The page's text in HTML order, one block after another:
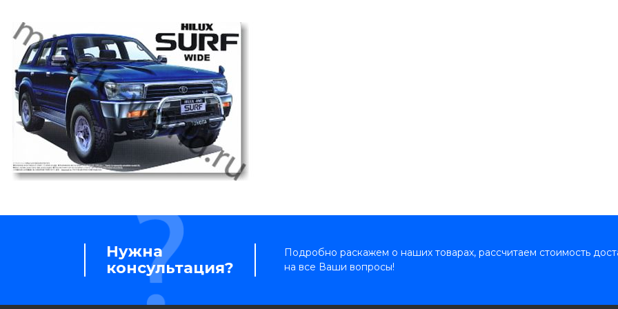
Нужна
консультация?
Подробно раскажем о наших товарах, рассчитаем стоимость
на все Ваши вопросы!